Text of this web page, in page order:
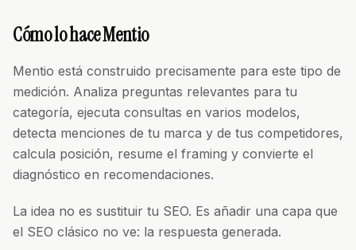
Cómo lo hace Mentio
Mentio está construido precisamente para este tipo de
medición. Analiza preguntas relevantes para tu
categoría, ejecuta consultas en varios modelos,
detecta menciones de tu marca y de tus competidores,
calcula posición, resume el framing y convierte el
diagnóstico en recomendaciones.
La idea no es sustituir tu SEO. Es añadir una capa que
el SEO clásico no ve: la respuesta generada.